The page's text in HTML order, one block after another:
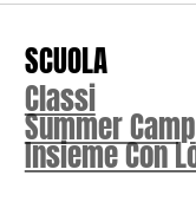
SCUOLA
Classi
Summer Camp
Insieme Con